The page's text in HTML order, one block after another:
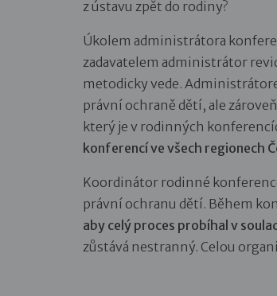
z ústavu zpět do rodiny?
Úkolem administrátora
zadavatelem administrátor
metodicky vede.
právní ochraně dětí, ale
který je v rodinných
konferencí ve všech regionech
Koordinátor rodinné
právní ochranu dětí. Během
aby celý proces probíhal v
zůstává nestranný. Celou